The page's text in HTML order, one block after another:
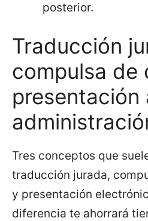
posterior.
Traducción
compulsa de
presentación
Tres conceptos que
traducción jurada,
y presentación
diferencia te ahorrará